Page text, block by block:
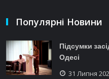
Популярні Новини
Підсумки
Одесі
31 Липня